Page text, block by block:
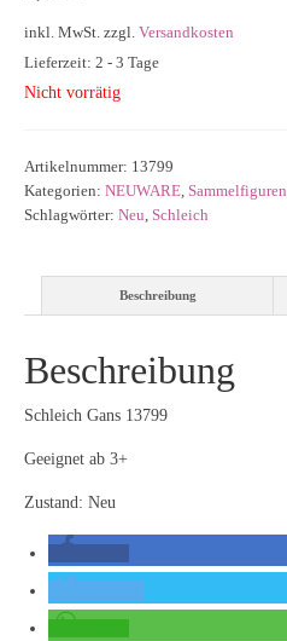
inkl. MwSt. zzgl. Versandkosten
Lieferzeit: 2 - 3 Tage
Nicht vorrätig
Artikelnummer: 13799
Kategorien: NEUWARE Sammelfiguren
Schlagwörter: Neu Schleich
Beschreibung
Beschreibung
Schleich Gans 13799
Geeignet ab 3+
Zustand: Neu